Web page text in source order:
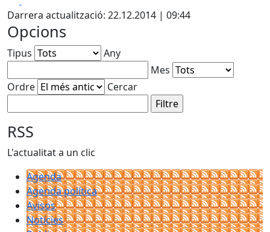
Darrera actualització: 22.12.2014 | 09:44
Opcions
Tipus
Any
Mes
Ordre
Cercar
RSS
L'actualitat a un clic
Agenda
Agenda política
Avisos
Notícies